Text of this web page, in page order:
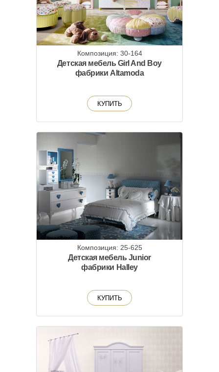
Композиция: 30-164
Детская мебель Girl And Boy
фабрики Altamoda
КУПИТЬ
Композиция: 25-625
Детская мебель Junior
фабрики Halley
КУПИТЬ